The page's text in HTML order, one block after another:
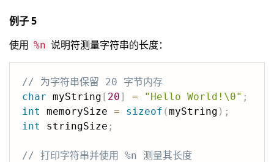
例子 5
使用 %n 说明符测量字符串的长度：
// 为字符串保留 20 字节内存
char myString [ 20] = "Hello World!\0" ;
int
memorySize = sizeof (myString ) ;
int
stringSize ;
// 打印字符串并使用 %n 测量其长度